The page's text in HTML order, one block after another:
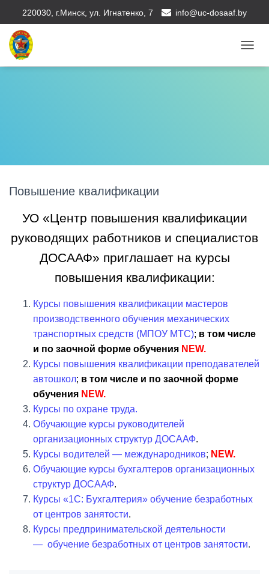
220030, г.Минск, ул. Игнатенко, 7 info@uc-dosaaf.by
Е
А
Повышение квалификации
УО «Центр повышения квалификации
руководящих работников и специалистов
ДОСААФ» приглашает на курсы
повышения квалификации:
Курсы повышения квалификации мастеров
производственного обучения механических
транспортных средств (МПОУ МТС); в том числе
и по заочной форме обучения NEW.
Курсы повышения квалификации преподавателей
автошкол; в том числе и по заочной форме
обучения NEW.
Курсы по охране труда.
Обучающие курсы руководителей
организационных структур ДОСААФ.
Курсы водителей — международников; NEW.
Обучающие курсы бухгалтеров организационных
структур ДОСААФ.
Курсы «1С: Бухгалтерия» обучение безработных
от центров занятости.
Курсы предпринимательской деятельности
— обучение безработных от центров занятости.